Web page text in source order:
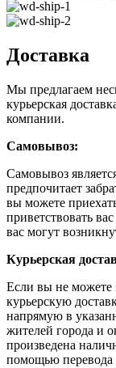
Доставка
Мы предлагаем
курьерская
компании.
Самовывоз:
Самовывоз
предпочитает
вы можете
приветствовать
вас могут
Курьерская
Если вы не можете
курьерскую
напрямую в
жителей города и
произведена
помощью перевода